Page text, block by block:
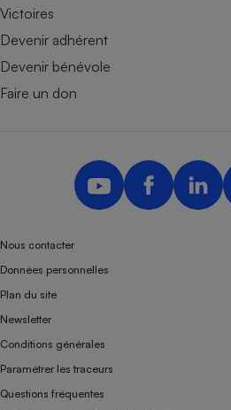
Victoires
Devenir adhérent
Devenir bénévole
Faire un don
Nous contacter
Données personnelles
Plan du site
Newsletter
Conditions générales
Paramétrer les traceurs
Questions fréquentes